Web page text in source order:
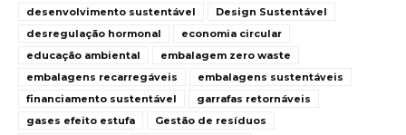
desenvolvimento sustentável
Design Sustentável
desregulação hormonal
economia circular
educação ambiental
embalagem zero waste
embalagens recarregáveis
embalagens sustentáveis
financiamento sustentável
garrafas retornáveis
gases efeito estufa
Gestão de resíduos